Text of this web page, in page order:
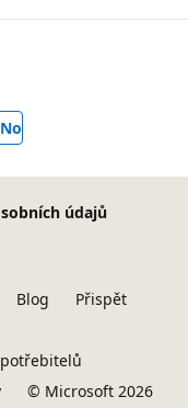
No
údajů
Blog
Přispět
© Microsoft 2026